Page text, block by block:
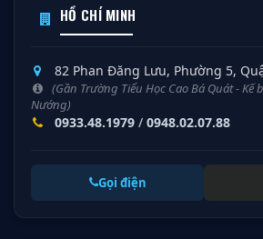
HỒ CHÍ MINH
82 Phan Đăng Lưu, Phường 5,
(Gần Trường Tiểu Học Cao Bá Quát - Kế
Nướng)
0933.48.1979 / 0948.02.07.88
Gọi điện